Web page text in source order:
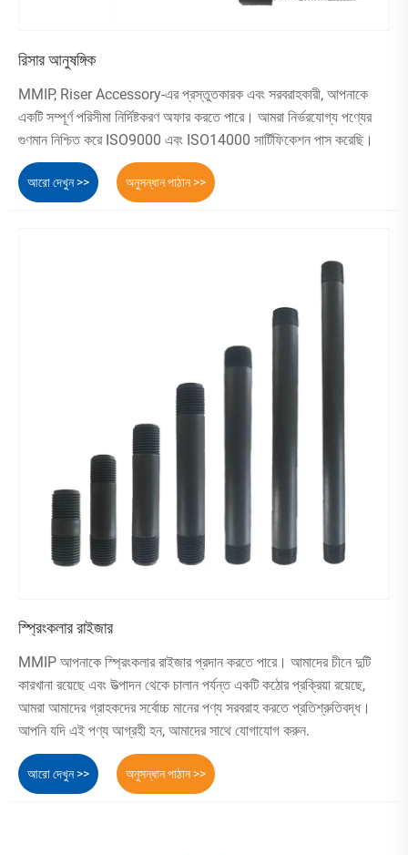
রিসার আনুষঙ্গিক
MMIP, Riser Accessory-এর প্রস্তুতকারক এবং সরবরাহকারী, আপনাকে
একটি সম্পূর্ণ পরিসীমা নির্দিষ্টকরণ অফার করতে পারে। আমরা নির্ভরযোগ্য পণ্যের
গুণমান নিশ্চিত করে ISO9000 এবং ISO14000 সার্টিফিকেশন পাস করেছি।
আরো দেখুন >> অনুসন্ধান পাঠান >>
স্প্রিংকলার রাইজার
MMIP আপনাকে স্প্রিংকলার রাইজার প্রদান করতে পারে। আমাদের চীনে দুটি
কারখানা রয়েছে এবং উত্পাদন থেকে চালান পর্যন্ত একটি কঠোর প্রক্রিয়া রয়েছে,
আমরা আমাদের গ্রাহকদের সর্বোচ্চ মানের পণ্য সরবরাহ করতে প্রতিশ্রুতিবদ্ধ।
আপনি যদি এই পণ্য আগ্রহী হন, আমাদের সাথে যোগাযোগ করুন.
আরো দেখুন >> অনুসন্ধান পাঠান >>